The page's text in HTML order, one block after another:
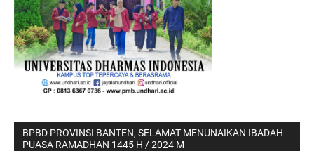
BPBD PROVINSI BANTEN, SELAMAT MENUNAIKAN IBADAH
PUASA RAMADHAN 1445 H / 2024 M